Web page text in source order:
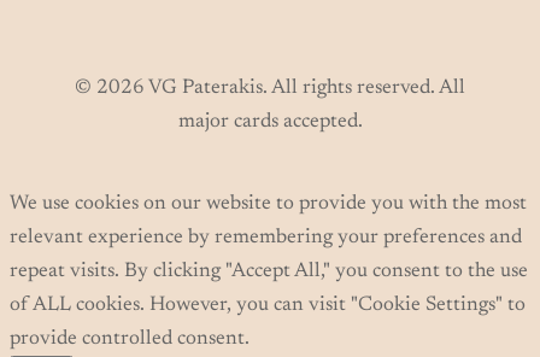
© 2026 VG Paterakis. All rights reserved. All
major cards accepted.
We use cookies on our website to provide you with the most
relevant experience by remembering your preferences and
repeat visits. By clicking "Accept All," you consent to the use
of ALL cookies. However, you can visit "Cookie Settings" to
provide controlled consent.